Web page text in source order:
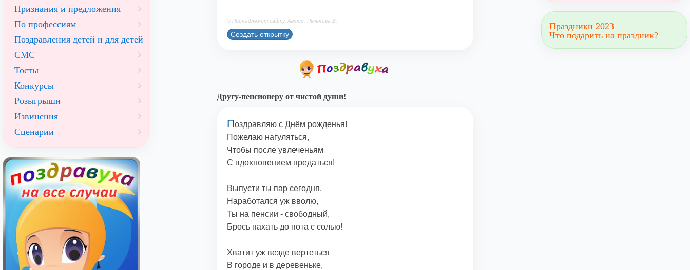
© Принадлежит сайту. Автор: Печенова В.
Создать открытку
Другу-пенсионеру от чистой души!
Поздравляю с Днём рожденья!
Пожелаю нагуляться,
Чтобы после увлеченьям
С вдохновением предаться!
Выпусти ты пар сегодня,
Наработался уж вволю,
Ты на пенсии - свободный,
Брось пахать до пота с солью!
Хватит уж везде вертеться
В городе и в деревеньке,
Признания и предложения
По профессиям
Поздравления детей и для детей
СМС
Тосты
Конкурсы
Розыгрыши
Извинения
Сценарии
Праздники 2023
Что подарить на праздник?